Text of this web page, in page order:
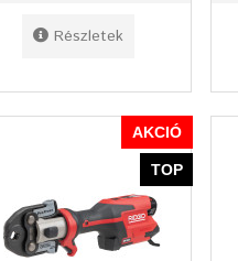
Részletek
AKCIÓ
TOP